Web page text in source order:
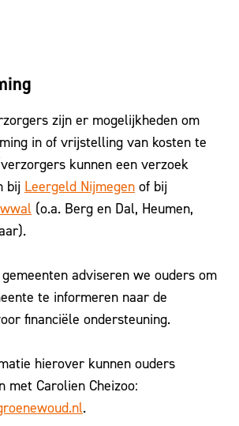
zijn er mogelijkheden om
in of vrijstelling van kosten te
kunnen een verzoek
bij Leergeld Nijmegen of bij
(o.a. Berg en Dal, Heumen,
adviseren we ouders om
te informeren naar de
financiële ondersteuning.
hierover kunnen ouders
met Carolien Cheizoo:
.